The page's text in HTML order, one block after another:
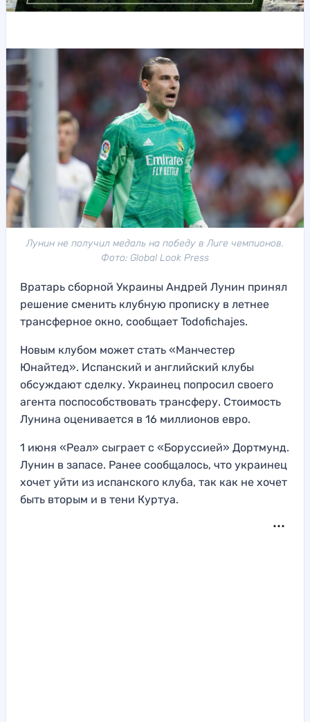
Лунин не получил медаль на победу в Лиге чемпионов.
Фото: Global Look Press
Вратарь сборной Украины Андрей Лунин принял
решение сменить клубную прописку в летнее
трансферное окно, сообщает Todofichajes.
Новым клубом может стать «Манчестер
Юнайтед». Испанский и английский клубы
обсуждают сделку. Украинец попросил своего
агента поспособствовать трансферу. Стоимость
Лунина оценивается в 16 миллионов евро.
1 июня «Реал» сыграет с «Боруссией» Дортмунд.
Лунин в запасе. Ранее сообщалось, что украинец
хочет уйти из испанского клуба, так как не хочет
быть вторым и в тени Куртуа.